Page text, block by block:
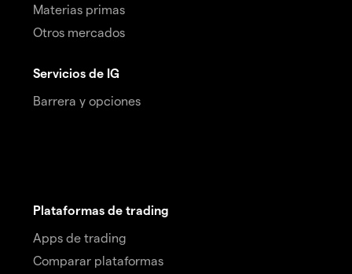
Materias primas
Otros mercados
Servicios de IG
Barrera y opciones
Plataformas de trading
Apps de trading
Comparar plataformas